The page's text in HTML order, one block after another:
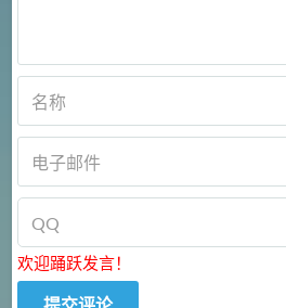
欢迎踊跃发言！